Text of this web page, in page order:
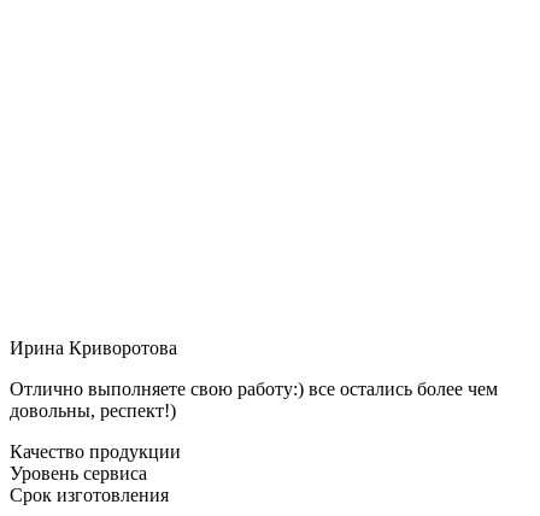
Ирина Криворотова
Отлично выполняете свою работу:) все остались более чем
довольны, респект!)
Качество продукции
Уровень сервиса
Срок изготовления